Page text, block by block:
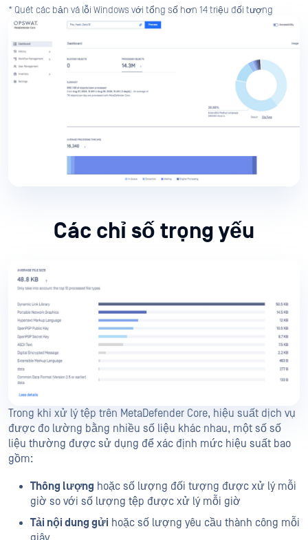
* Quét các bản vá lỗi Windows với tổng số hơn 14 triệu đối tượng
Các chỉ số trọng yếu
Trong khi xử lý tệp trên MetaDefender Core, hiệu suất dịch vụ
được đo lường bằng nhiều số liệu khác nhau, một số số
liệu thường được sử dụng để xác định mức hiệu suất bao
gồm:
Thông lượng hoặc số lượng đối tượng được xử lý mỗi
giờ so với số lượng tệp được xử lý mỗi giờ
Tải nội dung gửi hoặc số lượng yêu cầu thành công mỗi